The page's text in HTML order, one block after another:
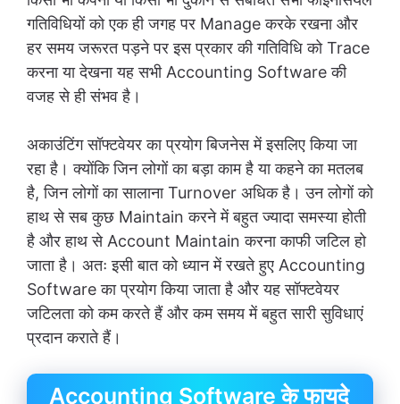
गतिविधियों को एक ही जगह पर Manage करके रखना और
हर समय जरूरत पड़ने पर इस प्रकार की गतिविधि को Trace
करना या देखना यह सभी Accounting Software की
वजह से ही संभव है।
अकाउंटिंग सॉफ्टवेयर का प्रयोग बिजनेस में इसलिए किया जा
रहा है। क्योंकि जिन लोगों का बड़ा काम है या कहने का मतलब
है, जिन लोगों का सालाना Turnover अधिक है। उन लोगों को
हाथ से सब कुछ Maintain करने में बहुत ज्यादा समस्या होती
है और हाथ से Account Maintain करना काफी जटिल हो
जाता है। अतः इसी बात को ध्यान में रखते हुए Accounting
Software का प्रयोग किया जाता है और यह सॉफ्टवेयर
जटिलता को कम करते हैं और कम समय में बहुत सारी सुविधाएं
प्रदान कराते हैं।
Accounting Software के फायदे